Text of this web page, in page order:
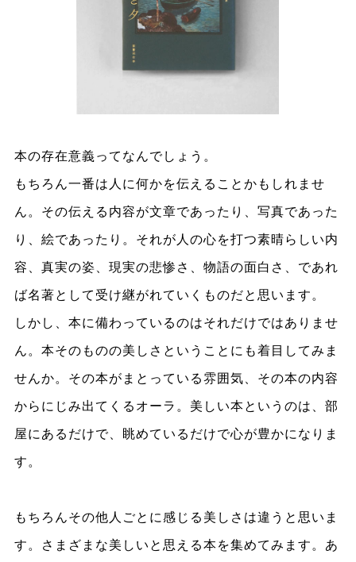
本の存在意義ってなんでしょう。
もちろん一番は人に何かを伝えることかもしれませ
ん。その伝える内容が文章であったり、写真であった
り、絵であったり。それが人の心を打つ素晴らしい内
容、真実の姿、現実の悲惨さ、物語の面白さ、であれ
ば名著として受け継がれていくものだと思います。
しかし、本に備わっているのはそれだけではありませ
ん。本そのものの美しさということにも着目してみま
せんか。その本がまとっている雰囲気、その本の内容
からにじみ出てくるオーラ。美しい本というのは、部
屋にあるだけで、眺めているだけで心が豊かになりま
す。
もちろんその他人ごとに感じる美しさは違うと思いま
す。さまざまな美しいと思える本を集めてみます。あ